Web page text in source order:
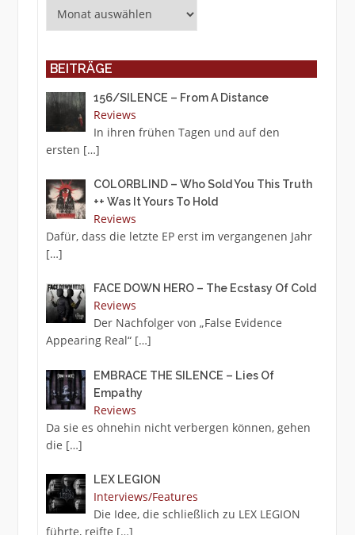
BEITRÄGE
156/SILENCE – From A Distance
Reviews
In ihren frühen Tagen und auf den
ersten […]
COLORBLIND – Who Sold You This Truth
++ Was It Yours To Hold
Reviews
Dafür, dass die letzte EP erst im vergangenen Jahr
[…]
FACE DOWN HERO – The Ecstasy Of Cold
Reviews
Der Nachfolger von „False Evidence
Appearing Real“ […]
EMBRACE THE SILENCE – Lies Of
Empathy
Reviews
Da sie es ohnehin nicht verbergen können, gehen
die […]
LEX LEGION
Interviews/Features
Die Idee, die schließlich zu LEX LEGION
führte, reifte […]